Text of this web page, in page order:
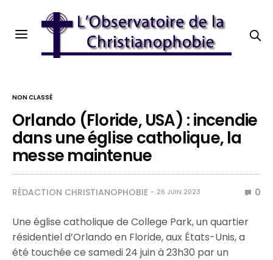
NON CLASSÉ
Orlando (Floride, USA) : incendie
dans une église catholique, la
messe maintenue
RÉDACTION CHRISTIANOPHOBIE 26 JUIN 2023 0
Une église catholique de College Park, un quartier
résidentiel d’Orlando en Floride, aux États-Unis, a
été touchée ce samedi 24 juin à 23h30 par un